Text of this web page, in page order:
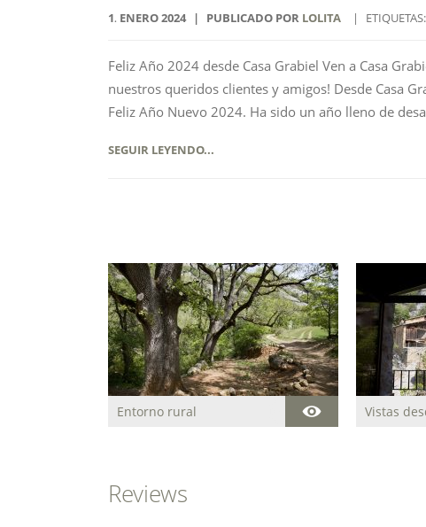
1. ENERO2024 PUBLICADO POR LOLITA ETIQUETAS:
Feliz Año 2024 desde Casa Grabiel Ven a Casa
nuestros queridos clientes y amigos! Desde Casa
Feliz Año Nuevo 2024. Ha sido un año lleno de
SEGUIR LEYENDO...
Entorno rural Vistas
Reviews